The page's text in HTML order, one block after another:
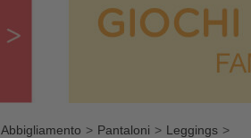
Abbigliamento Pantaloni Leggings